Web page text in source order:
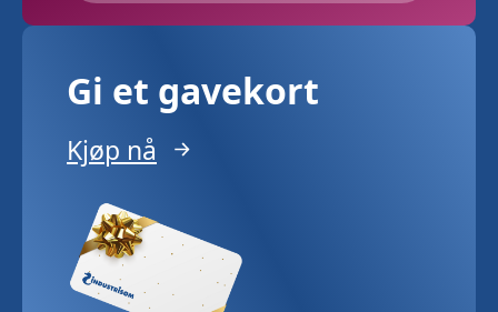
Gi et gavekort
Kjøp nå